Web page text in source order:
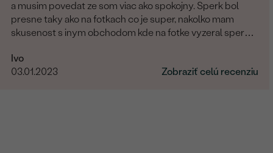
a musim povedat ze som viac ako spokojny. Sperk bol
presne taky ako na fotkach co je super, nakolko mam
skusenost s inym obchodom kde na fotke vyzeral sperk
presne velkostne sedi s realitou (foto na krku). Naviac
sperk prisiel krasne zabaleny aj s rucne pisanym
Ivo
03.01.2023
Zobraziť celú recenziu